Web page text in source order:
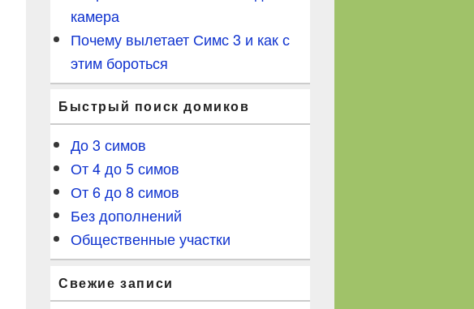
камера
Почему вылетает Симс 3 и как с
этим бороться
Быстрый поиск домиков
До 3 симов
От 4 до 5 симов
От 6 до 8 симов
Без дополнений
Общественные участки
Свежие записи